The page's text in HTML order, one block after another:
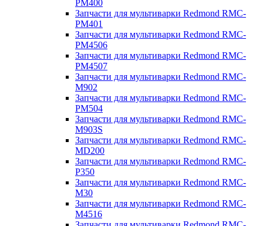
PM400
Запчасти для мультиварки Redmond RMC-
PM401
Запчасти для мультиварки Redmond RMC-
PM4506
Запчасти для мультиварки Redmond RMC-
PM4507
Запчасти для мультиварки Redmond RMC-
M902
Запчасти для мультиварки Redmond RMC-
PM504
Запчасти для мультиварки Redmond RMC-
M903S
Запчасти для мультиварки Redmond RMC-
MD200
Запчасти для мультиварки Redmond RMC-
P350
Запчасти для мультиварки Redmond RMC-
M30
Запчасти для мультиварки Redmond RMC-
M4516